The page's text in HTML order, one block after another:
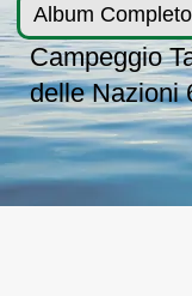
Album Completo
Campeggio
delle Nazioni